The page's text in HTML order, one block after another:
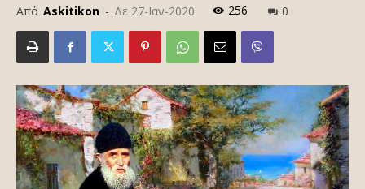
Από Askitikon - Δε 27-Ιαν-2020 256 0